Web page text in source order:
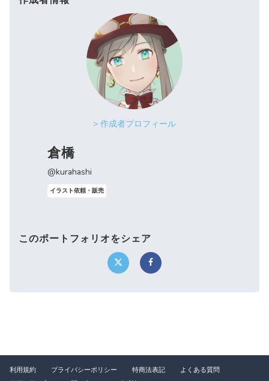
> 作成者プロフィール
倉橋
@kurahashi
イラスト依頼・販売
このポートフォリオをシェア
利用規約 プライバシーポリシー 特商法表記
よくある質問